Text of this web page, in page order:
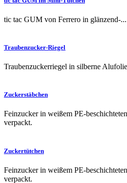
tic tac GUM von Ferrero in glänzend-...
Traubenzucker-Riegel
Traubenzuckerriegel in silberne
Zuckerstäbchen
Feinzucker in weißem PE-
verpackt.
Zuckertütchen
Feinzucker in weißem PE-
verpackt.